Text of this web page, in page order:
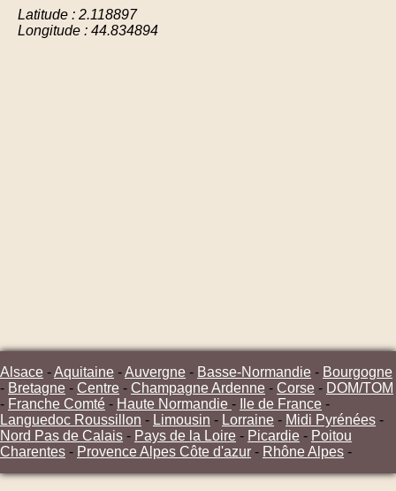
Latitude : 2.118897
Longitude : 44.834894
Alsace -Aquitaine -Auvergne - Basse-Normandie - Bourgogne
- Bretagne - Centre - Champagne Ardenne - Corse - DOM/TOM
- Franche Comté - Haute Normandie - Ile de France -
Languedoc Roussillon - Limousin - Lorraine - Midi Pyrénées -
Nord Pas de Calais - Pays de la Loire - Picardie - Poitou
Charentes - Provence Alpes Côte d'azur - Rhône Alpes -